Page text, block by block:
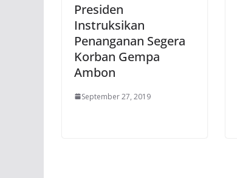
Presiden
Instruksikan
Penanganan Segera
Korban Gempa
Ambon
September 27, 2019